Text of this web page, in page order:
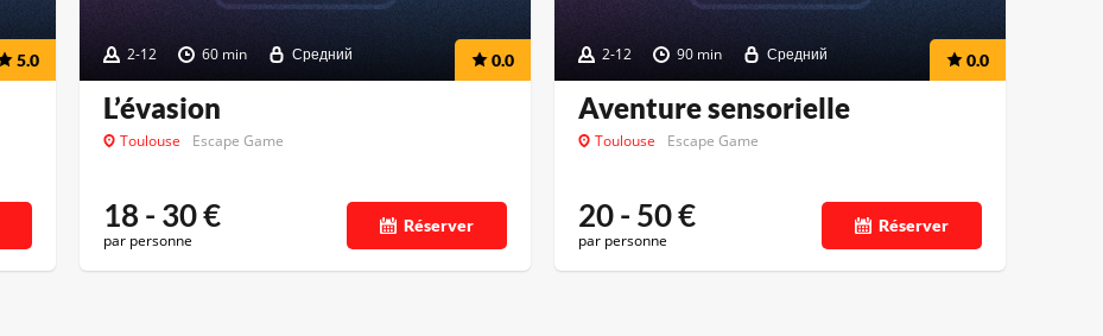
5.0 2-12 60 min Средний 0.0
L’évasion
Toulouse Escape Game
18 - 30€
par personne
Réserver
2-12 90 min Средний 0.0
Aventure sensorielle
Toulouse Escape Game
20 - 50€
par personne
Réserver